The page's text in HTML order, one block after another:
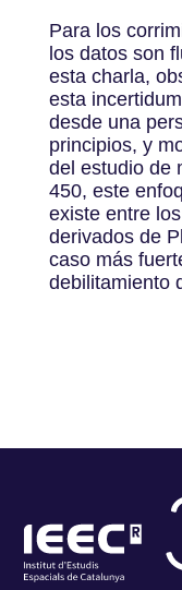
Para los
los datos son
esta charla,
esta
desde una
principios, y
del estudio de
450, este
existe entre
derivados de
caso más
debilitamiento